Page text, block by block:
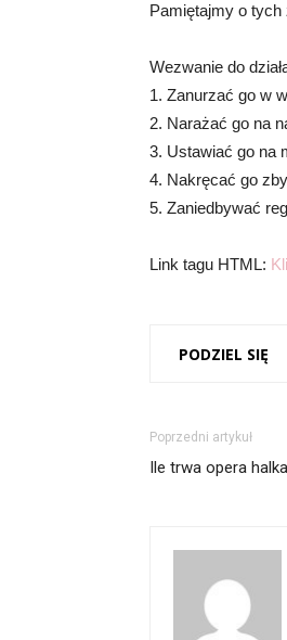
Pamiętajmy o tych
Wezwanie do
1. Zanurzać go w
2. Narażać go na
3. Ustawiać go na
4. Nakręcać go
5. Zaniedbywać
Link tagu HTML:
PODZIEL SIĘ
Poprzedni artykuł
Ile trwa opera